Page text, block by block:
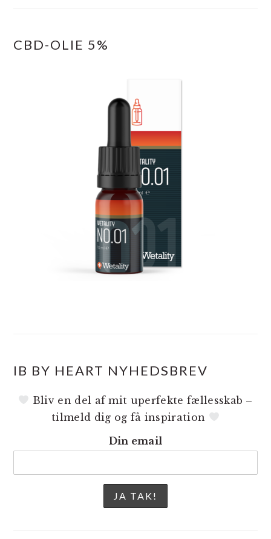
CBD-OLIE 5%
IB BY HEART NYHEDSBREV
Bliv en del af mit uperfekte fællesskab –
tilmeld dig og få inspiration
Din email